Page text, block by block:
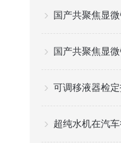
国产共聚焦显
可调移液器检
超纯水机在汽